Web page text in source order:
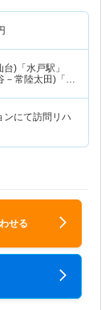
)「水戸駅」
常陸太田)「水
ンにて訪問リハ
せる